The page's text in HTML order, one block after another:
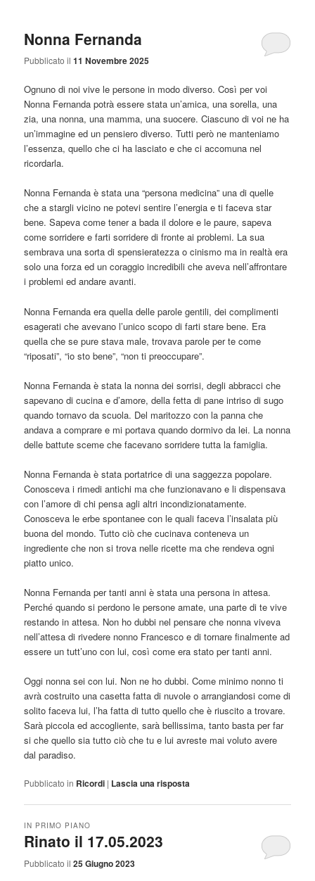
Nonna Fernanda
Pubblicato il11 Novembre 2025
Ognuno di noi vive le persone in modo diverso. Così per voi
Nonna Fernanda potrà essere stata un’amica, una sorella, una
zia, una nonna, una mamma, una suocere. Ciascuno di voi ne ha
un’immagine ed un pensiero diverso. Tutti però ne manteniamo
l’essenza, quello che ci ha lasciato e che ci accomuna nel
ricordarla.
Nonna Fernanda è stata una “persona medicina” una di quelle
che a stargli vicino ne potevi sentire l’energia e ti faceva star
bene. Sapeva come tener a bada il dolore e le paure, sapeva
come sorridere e farti sorridere di fronte ai problemi. La sua
sembrava una sorta di spensieratezza o cinismo ma in realtà era
solo una forza ed un coraggio incredibili che aveva nell’affrontare
i problemi ed andare avanti.
Nonna Fernanda era quella delle parole gentili, dei complimenti
esagerati che avevano l’unico scopo di farti stare bene. Era
quella che se pure stava male, trovava parole per te come
“riposati”, “io sto bene”, “non ti preoccupare”.
Nonna Fernanda è stata la nonna dei sorrisi, degli abbracci che
sapevano di cucina e d’amore, della fetta di pane intriso di sugo
quando tornavo da scuola. Del maritozzo con la panna che
andava a comprare e mi portava quando dormivo da lei. La nonna
delle battute sceme che facevano sorridere tutta la famiglia.
Nonna Fernanda è stata portatrice di una saggezza popolare.
Conosceva i rimedi antichi ma che funzionavano e li dispensava
con l’amore di chi pensa agli altri incondizionatamente.
Conosceva le erbe spontanee con le quali faceva l’insalata più
buona del mondo. Tutto ciò che cucinava conteneva un
ingrediente che non si trova nelle ricette ma che rendeva ogni
piatto unico.
Nonna Fernanda per tanti anni è stata una persona in attesa.
Perché quando si perdono le persone amate, una parte di te vive
restando in attesa. Non ho dubbi nel pensare che nonna viveva
nell’attesa di rivedere nonno Francesco e di tornare finalmente ad
essere un tutt’uno con lui, così come era stato per tanti anni.
Oggi nonna sei con lui. Non ne ho dubbi. Come minimo nonno ti
avrà costruito una casetta fatta di nuvole o arrangiandosi come di
solito faceva lui, l’ha fatta di tutto quello che è riuscito a trovare.
Sarà piccola ed accogliente, sarà bellissima, tanto basta per far
si che quello sia tutto ciò che tu e lui avreste mai voluto avere
dal paradiso.
Pubblicato in Ricordi | Lascia una risposta
Rinato il 17.05.2023
IN PRIMO PIANO
Pubblicato il25 Giugno 2023